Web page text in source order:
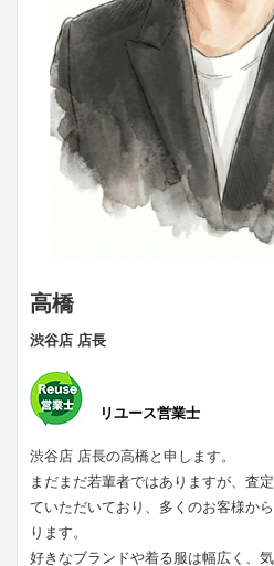
高橋
渋谷店 店長
リユース営業士
渋谷店 店長の高橋と申します。
まだまだ若輩者ではありますが、査
ていただいており、多くのお客様か
ります。
好きなブランドや着る服は幅広く、